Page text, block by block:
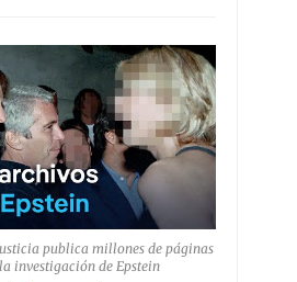
publica millones de páginas
investigación de Epstein